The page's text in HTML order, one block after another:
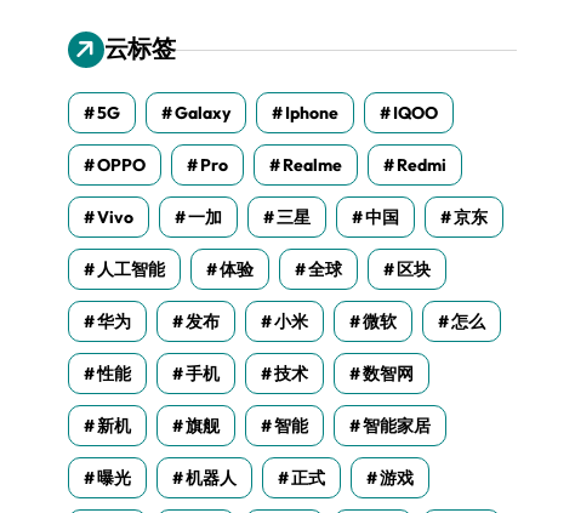
云标签
5G Galaxy Iphone IQOO
OPPO Pro Realme Redmi
Vivo 一加 三星 中国 京东
人工智能 体验 全球 区块
华为 发布 小米 微软 怎么
性能 手机 技术 数智网
新机 旗舰 智能 智能家居
曝光 机器人 正式 游戏